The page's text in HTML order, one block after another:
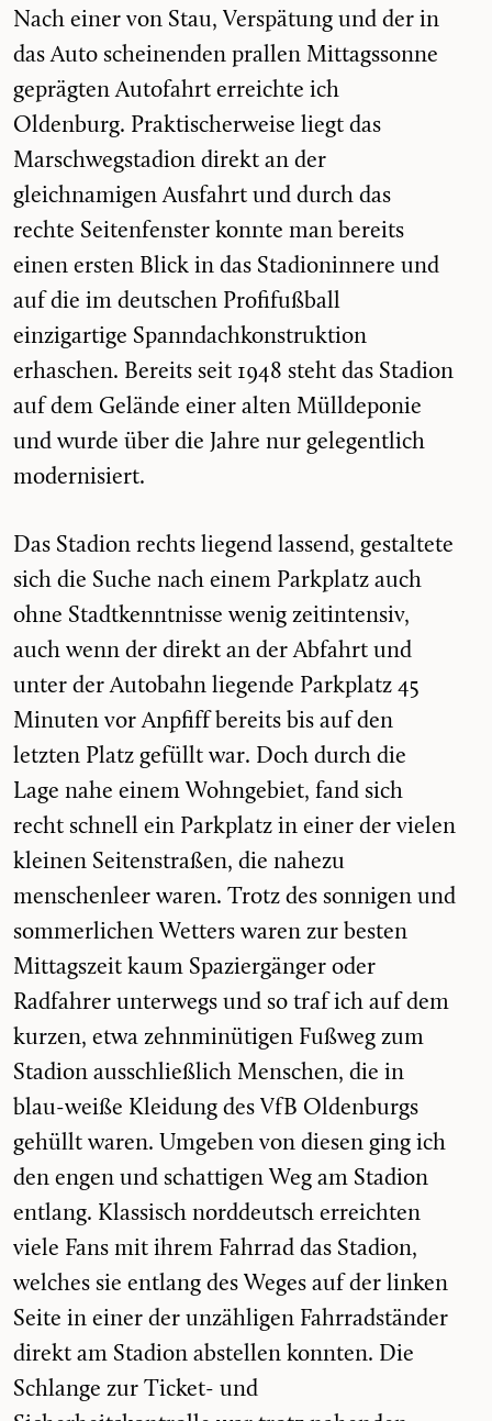
Nach einer von Stau, Verspätung und der in
das Auto scheinenden prallen Mittagssonne
geprägten Autofahrt erreichte ich
Oldenburg. Praktischerweise liegt das
Marschwegstadion direkt an der
gleichnamigen Ausfahrt und durch das
rechte Seitenfenster konnte man bereits
einen ersten Blick in das Stadioninnere und
auf die im deutschen Profifußball
einzigartige Spanndachkonstruktion
erhaschen. Bereits seit 1948 steht das Stadion
auf dem Gelände einer alten Mülldeponie
und wurde über die Jahre nur gelegentlich
modernisiert.
Das Stadion rechts liegend lassend, gestaltete
sich die Suche nach einem Parkplatz auch
ohne Stadtkenntnisse wenig zeitintensiv,
auch wenn der direkt an der Abfahrt und
unter der Autobahn liegende Parkplatz 45
Minuten vor Anpfiff bereits bis auf den
letzten Platz gefüllt war. Doch durch die
Lage nahe einem Wohngebiet, fand sich
recht schnell ein Parkplatz in einer der vielen
kleinen Seitenstraßen, die nahezu
menschenleer waren. Trotz des sonnigen und
sommerlichen Wetters waren zur besten
Mittagszeit kaum Spaziergänger oder
Radfahrer unterwegs und so traf ich auf dem
kurzen, etwa zehnminütigen Fußweg zum
Stadion ausschließlich Menschen, die in
blau-weiße Kleidung des VfB Oldenburgs
gehüllt waren. Umgeben von diesen ging ich
den engen und schattigen Weg am Stadion
entlang. Klassisch norddeutsch erreichten
viele Fans mit ihrem Fahrrad das Stadion,
welches sie entlang des Weges auf der linken
Seite in einer der unzähligen Fahrradständer
direkt am Stadion abstellen konnten. Die
Schlange zur Ticket- und